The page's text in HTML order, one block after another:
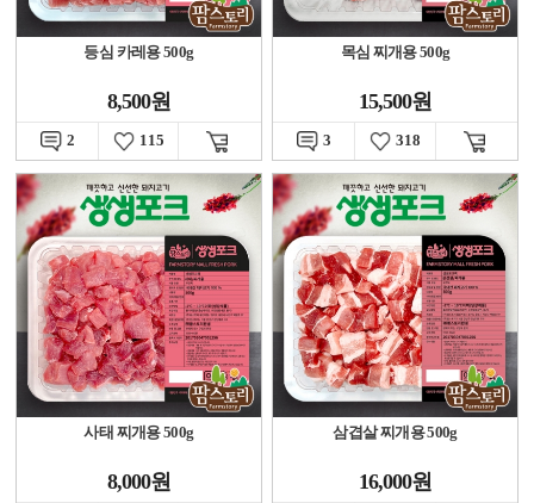
등심 카레용 500g
8,500원
2 115
목심 찌개용 500g
15,500원
3 318
사태 찌개용 500g
8,000원
삼겹살 찌개용 500g
16,000원